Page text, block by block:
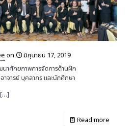
on
มิถุนายน 17, 2019
าศักยภาพการจัดการด้านฝึก
จารย์ บุคลากร และนักศึกษา
[…]
Read more